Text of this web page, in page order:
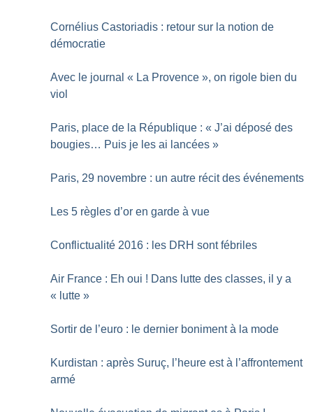
Cornélius Castoriadis : retour sur la notion de
démocratie
Avec le journal « La Provence », on rigole bien du
viol
Paris, place de la République : « J’ai déposé des
bougies… Puis je les ai lancées »
Paris, 29 novembre : un autre récit des événements
Les 5 règles d’or en garde à vue
Conflictualité 2016 : les DRH sont fébriles
Air France : Eh oui ! Dans lutte des classes, il y a
« lutte »
Sortir de l’euro : le dernier boniment à la mode
Kurdistan : après Suruç, l’heure est à l’affrontement
armé